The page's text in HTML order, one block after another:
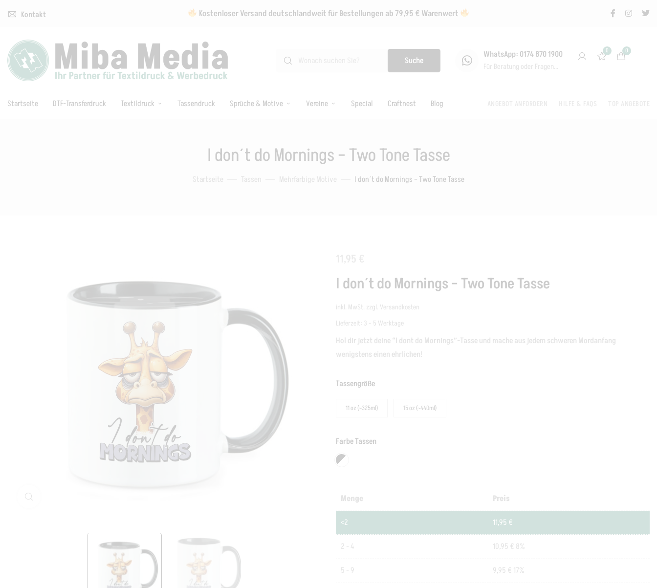
Kontakt Kostenloser Versand deutschlandweit für Bestellungen ab 79,95 € Warenwert
Suche
WhatsApp: 0174 870 1900
Für Beratung oder Fragen...
0 0
Startseite DTF-Transferdruck Textildruck Tassendruck Sprüche & Motive Vereine Special Craftnest Blog
I don´t do Mornings – Two Tone Tasse
Startseite Tassen Mehrfarbige Motive I don´t do Mornings – Two Tone Tasse
I don´t do Mornings – Two Tone Tasse
inkl. MwSt. zzgl. Versandkosten
Lieferzeit: 3 - 5 Werktage
Hol dir jetzt deine “I dont do Mornings”-Tasse und mache aus jedem schweren Mordanfang
wenigstens einen ehrlichen!
Tassengröße
11 oz (~325ml) 15 oz (~440ml)
Farbe Tassen
Menge Preis
<2 11,95 €
2 - 4 10,95 € 8%
5 - 9 9,95 € 17%